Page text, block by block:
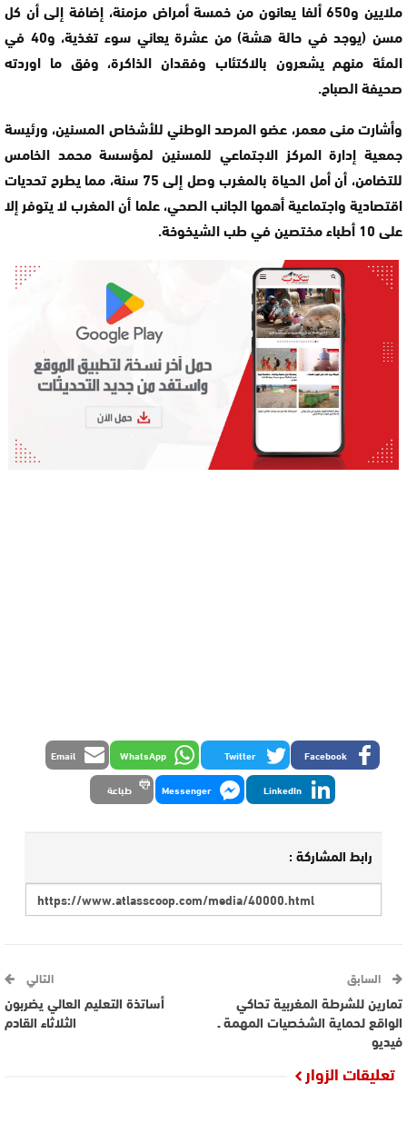
ملايين و650 ألفا يعانون من خمسة أمراض مزمنة، إضافة إلى أن كل
مسن (يوجد في حالة هشة) من عشرة يعاني سوء تغذية، و40 في
المئة منهم يشعرون بالاكتئاب وفقدان الذاكرة، وفق ما اوردته
صحيفة الصباح.
وأشارت منى معمر، عضو المرصد الوطني للأشخاص المسنين، ورئيسة
جمعية إدارة المركز الاجتماعي للمسنين لمؤسسة محمد الخامس
للتضامن، أن أمل الحياة بالمغرب وصل إلى 75 سنة، مما يطرح تحديات
اقتصادية واجتماعية أهمها الجانب الصحي، علما أن المغرب لا يتوفر إلا
على 10 أطباء مختصين في طب الشيخوخة.
Facebook
Twitter
WhatsApp
Email
LinkedIn
Messenger طباعة
رابط المشاركة :
السابق
تمارين للشرطة المغربية تحاكي
الواقع لحماية الشخصيات المهمة ـ
فيديو
التالي
أساتذة التعليم العالي يضربون
الثلاثاء القادم
تعليقات الزوار